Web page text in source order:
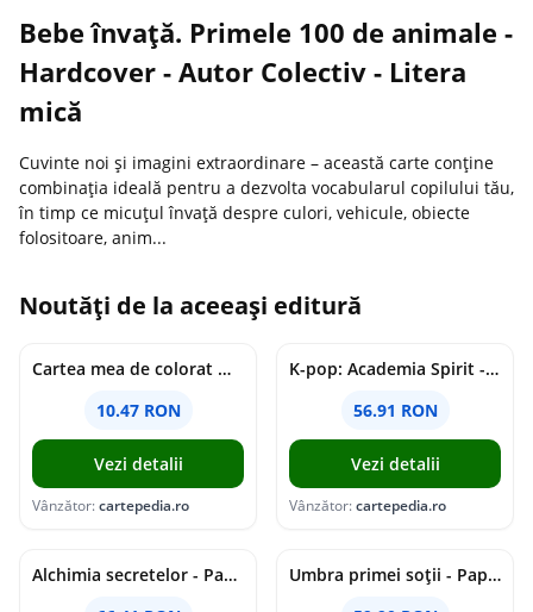
Bebe învață. Primele 100 de animale -
Hardcover - Autor Colectiv - Litera
mică
Cuvinte noi și imagini extraordinare – această carte conține
combinația ideală pentru a dezvolta vocabularul copilului tău,
în timp ce micuțul învață despre culori, vehicule, obiecte
folositoare, anim...
Noutăți de la aceeași editură
Cartea mea de colorat Moș Crăciun - Paperback - *** - Didactica Publishing House
10.47 RON
Vezi detalii
Vânzător:cartepedia.ro
K-pop: Academia Spirit - Paperback brosat - Joheun Lee - Bookzone
56.91 RON
Vezi detalii
Vânzător:cartepedia.ro
Alchimia secretelor - Paperback brosat - Stephanie Garber - Bookzone
Umbra primei soții - Paperback brosat - Adele Parks - Bookzone